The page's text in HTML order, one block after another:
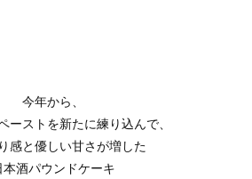
今年から、
ーストを新たに練り込んで、
感と優しい甘さが増した
本酒パウンドケーキ